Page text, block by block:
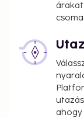
ahogy